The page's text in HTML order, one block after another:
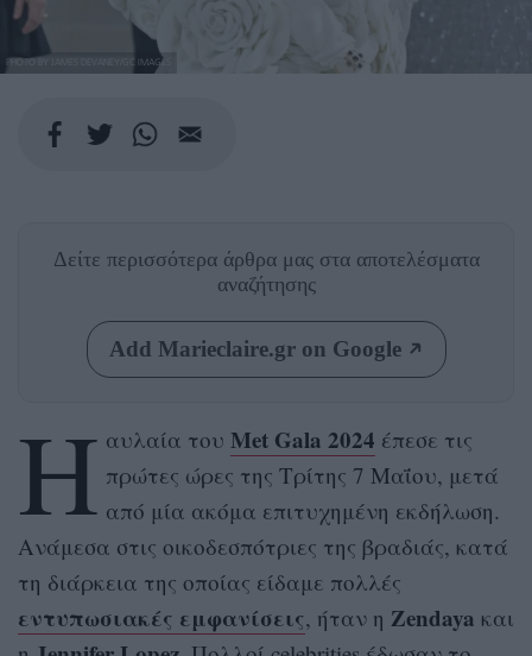
PHOTO BY JAMES DEVANEY/GC IMAGES
Δείτε περισσότερα άρθρα μας στα αποτελέσματα
αναζήτησης
Add Marieclaire.gr on Google
Η αυλαία του Met Gala 2024 έπεσε τις
πρώτες ώρες της Τρίτης 7 Μαΐου, μετά
από μία ακόμα επιτυχημένη εκδήλωση.
Ανάμεσα στις οικοδεσπότριες της βραδιάς, κατά
τη διάρκεια της οποίας είδαμε πολλές
εντυπωσιακές εμφανίσεις, ήταν η Zendaya και